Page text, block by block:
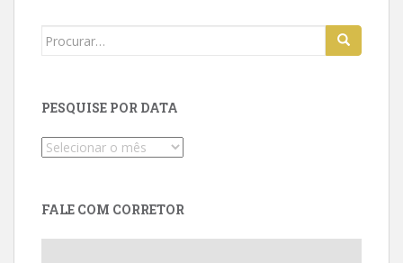
Search
PESQUISE POR DATA
Pesquise
FALE COM CORRETOR